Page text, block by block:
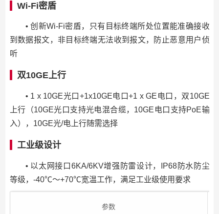
Wi-Fi密盾
• 创新Wi-Fi密盾，只有目标终端所处位置能准确接收
到数据报文，非目标终端无法收到报文，防止恶意用户侦
听
双10GE上行
• 1 x 10GE光口+1x10GE电口+1 x GE电口，双10GE
上行（10GE光口支持光电混合缆，10GE电口支持PoE输
入），10GE光/电上行随需选择
工业级设计
• 以太网接口6KA/6KV增强防雷设计，IP68防水防尘
等级，-40℃～+70℃宽温工作，满足工业级使用要求
参数